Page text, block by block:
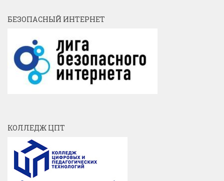
БЕЗОПАСНЫЙ ИНТЕРНЕТ
КОЛЛЕДЖ ЦПТ